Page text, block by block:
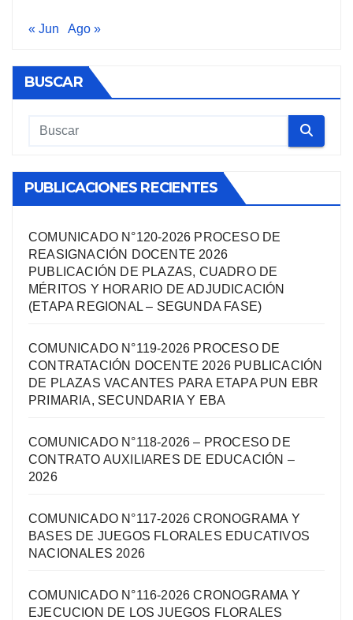
« Jun Ago »
BUSCAR
PUBLICACIONES RECIENTES
COMUNICADO N°120-2026 PROCESO DE
REASIGNACIÓN DOCENTE 2026
PUBLICACIÓN DE PLAZAS, CUADRO DE
MÉRITOS Y HORARIO DE ADJUDICACIÓN
(ETAPA REGIONAL – SEGUNDA FASE)
COMUNICADO N°119-2026 PROCESO DE
CONTRATACIÓN DOCENTE 2026 PUBLICACIÓN
DE PLAZAS VACANTES PARA ETAPA PUN EBR
PRIMARIA, SECUNDARIA Y EBA
COMUNICADO N°118-2026 – PROCESO DE
CONTRATO AUXILIARES DE EDUCACIÓN –
2026
COMUNICADO N°117-2026 CRONOGRAMA Y
BASES DE JUEGOS FLORALES EDUCATIVOS
NACIONALES 2026
COMUNICADO N°116-2026 CRONOGRAMA Y
EJECUCION DE LOS JUEGOS FLORALES